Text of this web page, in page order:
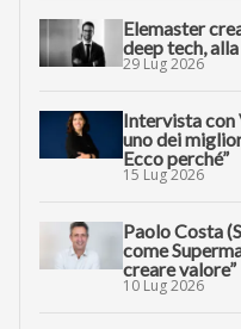
Elemaster
deep tech,
29 Lug 2026
Intervista con
uno dei
Ecco perché”
15 Lug 2026
Paolo Costa
come
creare valore”
10 Lug 2026